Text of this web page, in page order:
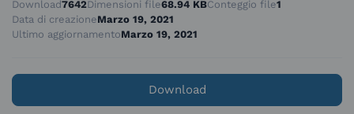
Download7642Dimensioni file68.94 KBConteggio file1
Data di creazioneMarzo 19, 2021
Ultimo aggiornamentoMarzo 19, 2021
Download